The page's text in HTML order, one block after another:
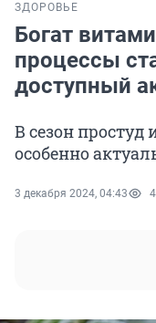
ЗДОРОВЬЕ
Богат
процессы
доступный
В сезон простуд
особенно
3 декабря 2024, 04:43